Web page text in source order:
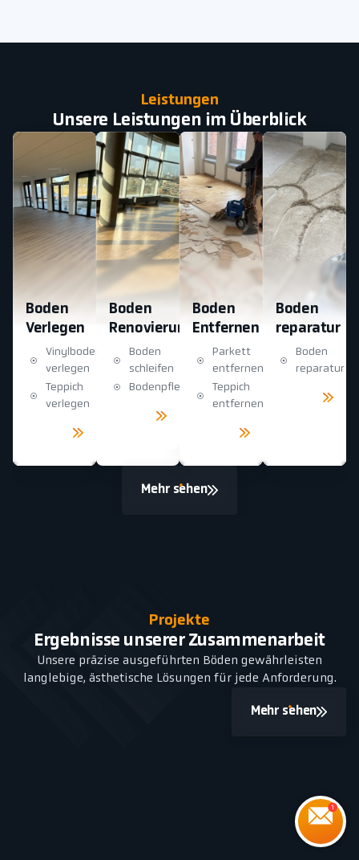
Leistungen
Unsere Leistungen im Überblick
Boden
Verlegen
Vinylboden
verlegen
Teppich
verlegen
Boden
Renovierung
Boden
schleifen
Bodenpflege
Boden
Entfernen
Parkett
entfernen
Teppich
entfernen
Boden
reparatur
Boden
reparatur
Mehr sehen
Projekte
Ergebnisse unserer Zusammenarbeit
Unsere präzise ausgeführten Böden gewährleisten
langlebige, ästhetische Lösungen für jede Anforderung.
Mehr sehen